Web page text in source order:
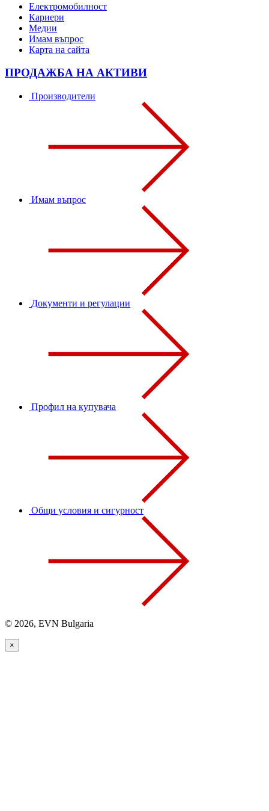
Електромобилност
Кариери
Медии
Имам въпрос
Карта на сайта
ПРОДАЖБА НА АКТИВИ
Производители
Имам въпрос
Документи и регулации
Профил на купувача
Общи условия и сигурност
© 2026, EVN Bulgaria
×